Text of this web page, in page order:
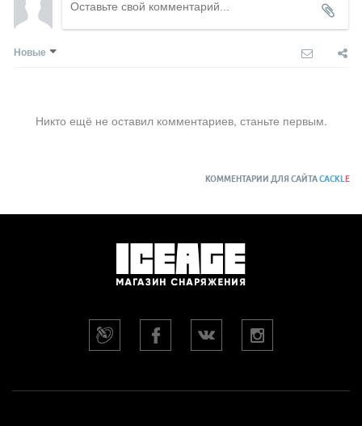
Новые
Никто ещё не оставил комментариев, станьте первым.
КОММЕНТАРИИ ДЛЯ САЙТАCACKL E